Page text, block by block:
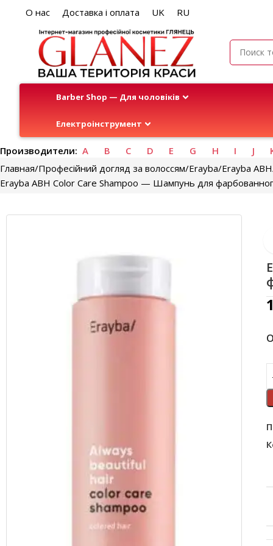
О нас Доставка і оплата UK RU
Barber Shop — Для чоловіків
Електроінструмент
Производители: A B C D E G H I J
Главная Професійний догляд за волоссям Erayba Erayba ABH
Erayba ABH Color Care Shampoo — Шампунь для